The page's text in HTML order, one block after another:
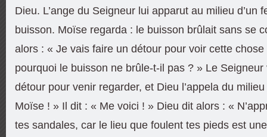
Dieu. L’ange du Seigneur lui apparut au milieu d’un
buisson. Moïse regarda : le buisson brûlait sans se
alors : « Je vais faire un détour pour voir cette
pourquoi le buisson ne brûle-t-il pas ? » Le Seigneur
détour pour venir regarder, et Dieu l’appela du
Moïse ! » Il dit : « Me voici ! » Dieu dit alors : «
tes sandales, car le lieu que foulent tes pieds est